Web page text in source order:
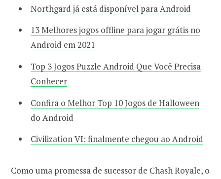
Northgard já está disponível para Android
13 Melhores jogos offline para jogar grátis no
Android em 2021
Top 3 Jogos Puzzle Android Que Você Precisa
Conhecer
Confira o Melhor Top 10 Jogos de Halloween
do Android
Civilization VI: finalmente chegou ao Android
Como uma promessa de sucessor de Chash Royale, o